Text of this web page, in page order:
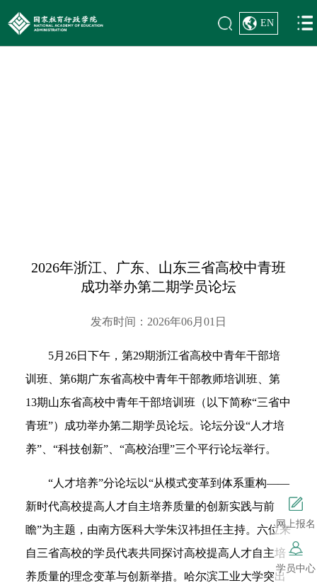
网上报名
学员中心
EN
2026年浙江、广东、山东三省高校中青班
成功举办第二期学员论坛
发布时间：2026年06月01日
5月26日下午，第29期浙江省高校中青年干部培
训班、第6期广东省高校中青年干部教师培训班、第
13期山东省高校中青年干部培训班（以下简称“三省中
青班”）成功举办第二期学员论坛。论坛分设“人才培
养”、“科技创新”、“高校治理”三个平行论坛举行。
“人才培养”分论坛以“从模式变革到体系重构——
新时代高校提高人才自主培养质量的创新实践与前
瞻”为主题，由南方医科大学朱汉祎担任主持。六位来
自三省高校的学员代表共同探讨高校提高人才自主培
养质量的理念变革与创新举措。哈尔滨工业大学突出